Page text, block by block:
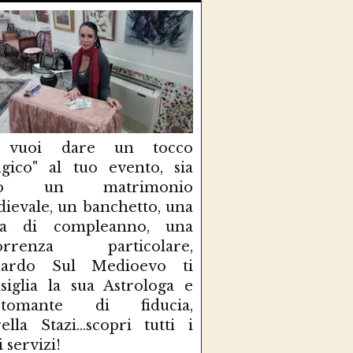
vuoi dare un tocco
al tuo evento, sia
un matrimonio
un banchetto, una
di compleanno, una
particolare,
Sul Medioevo ti
la sua Astrologa e
di fiducia,
Stazi...scopri tutti i
servizi!